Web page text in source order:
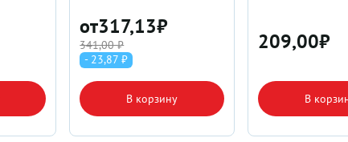
от317,13₽
341,00 ₽
- 23,87 ₽
В корзину
209,00₽
В